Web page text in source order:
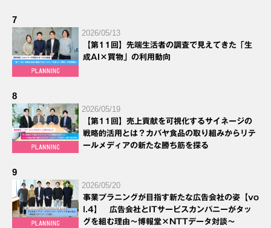
7
2026/05/13
【第11回】先端生活者の調査で見えてきた「生
成AI×買物」の利用動向
8
2026/05/19
【第11回】売上貢献を可視化するサイネージの
戦略的活用とは？カバヤ食品の取り組みからリテ
ールメディアの新たな勝ち筋を探る
9
2026/05/20
事業プラニングが目指す新たな広告会社の姿【vo
l.4】 広告会社とITサービスカンパニーがタッ
グを組む理由～博報堂×NTTデータ対談～